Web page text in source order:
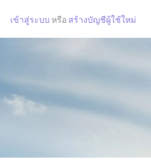
เข้าสู่ระบบ หรือ สร้างบัญชีผู้ใช้ใหม่